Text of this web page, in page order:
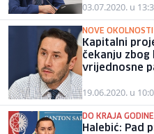
03.07.2020. u
NOVE OKOLNOSTI
Kapitalni
čekanju zbog
vrijednosne
19.06.2020. u
DO KRAJA GODINE
Halebić: Pad